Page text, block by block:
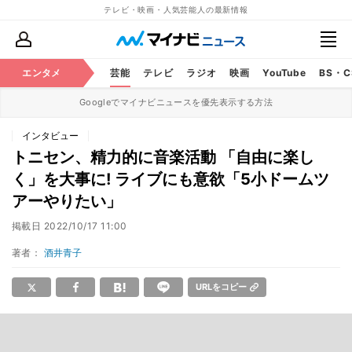
テレビ・映画・人気芸能人の最新情報
エンタメ 芸能 テレビ ラジオ 映画 YouTube BS・
Googleでマイナビニュースを優先表示する方法
インタビュー
トニセン、精力的に音楽活動 「自由に楽し
く」を大事に! ライブにも意欲「5小ドームツ
アーやりたい」
掲載日 2022/10/17 11:00
著者： 酒井青子
URLをコピー